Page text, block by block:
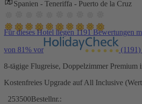
Spanien - Teneriffa - Puerto de la Cruz
Für dieses Hotel liegen 1191 Bewertungen
von 81% vor (1191)
8-tägige Flugreise, Doppelzimmer Premium
Kostenfreies Upgrade auf All Inclusive
253500Bestellnr.: